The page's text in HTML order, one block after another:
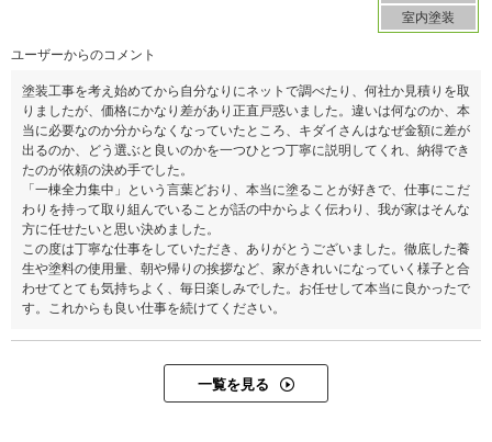
室内塗装
ユーザーからのコメント
塗装工事を考え始めてから自分なりにネットで調べたり、何社か見積りを取
りましたが、価格にかなり差があり正直戸惑いました。違いは何なのか、本
当に必要なのか分からなくなっていたところ、キダイさんはなぜ金額に差が
出るのか、どう選ぶと良いのかを一つひとつ丁寧に説明してくれ、納得でき
たのが依頼の決め手でした。
「一棟全力集中」という言葉どおり、本当に塗ることが好きで、仕事にこだ
わりを持って取り組んでいることが話の中からよく伝わり、我が家はそんな
方に任せたいと思い決めました。
この度は丁寧な仕事をしていただき、ありがとうございました。徹底した養
生や塗料の使用量、朝や帰りの挨拶など、家がきれいになっていく様子と合
わせてとても気持ちよく、毎日楽しみでした。お任せして本当に良かったで
す。これからも良い仕事を続けてください。
一覧を見る